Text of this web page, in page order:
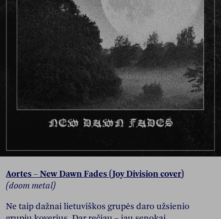
Aortes – New Dawn Fades (Joy Division cover)
(doom metal)
Ne taip dažnai lietuviškos grupės daro užsienio